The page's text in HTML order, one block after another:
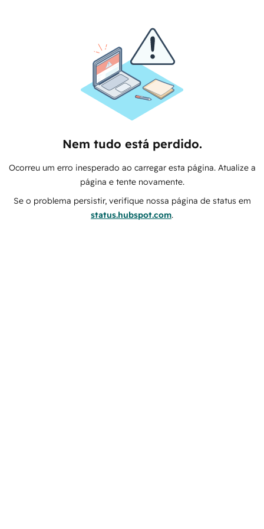
Nem tudo está perdido.
Ocorreu um erro inesperado ao carregar esta página. Atualize a
página e tente novamente.
Se o problema persistir, verifique nossa página de status em
status.hubspot.com.